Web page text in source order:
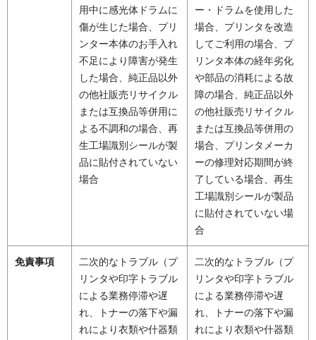
用中に感光体ドラムに
傷が生じた場合、プリ
ンター本体のお手入れ
不足により障害が発生
した場合、純正品以外
の他社販売リサイクル
または互換品等併用に
よる不調和の場合、再
生工場識別シールが製
品に貼付されていない
場合
ー・ドラムを使用した
場合、プリンタを改造
してご利用の場合、プ
リンタ本体の経年劣化
や部品の消耗による故
障の場合、純正品以外
の他社販売リサイクル
または互換品等併用の
場合、プリンタメーカ
ーの修理対応期間が終
了している場合、再生
工場識別シールが製品
に貼付されていない場
合
免責事項
二次的なトラブル（プ
リンタや印字トラブル
による業務停滞や遅
れ、トナーの落下や漏
れにより衣類や什器類
二次的なトラブル（プ
リンタや印字トラブル
による業務停滞や遅
れ、トナーの落下や漏
れにより衣類や什器類